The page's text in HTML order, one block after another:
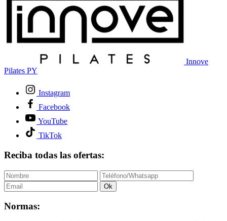
Innove
Pilates PY
Instagram
Facebook
YouTube
TikTok
Reciba todas las ofertas:
Ok
Normas: